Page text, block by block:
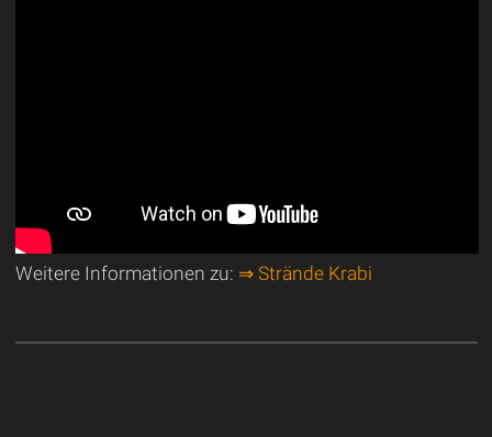
Weitere Informationen zu: ⇒ Strände Krabi